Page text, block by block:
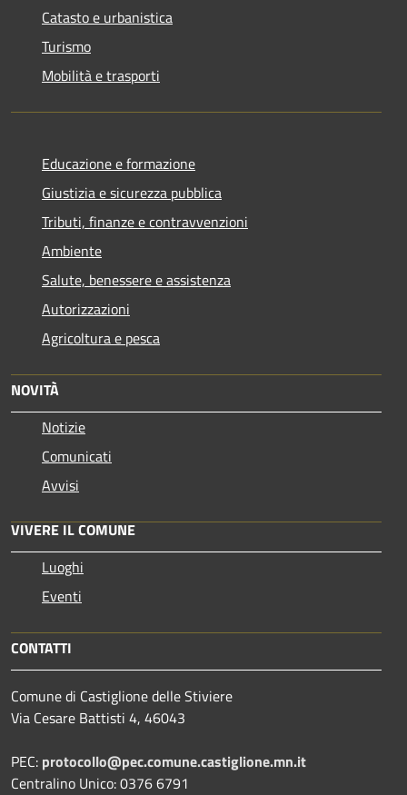
Catasto e urbanistica
Turismo
Mobilità e trasporti
Educazione e formazione
Giustizia e sicurezza pubblica
Tributi, finanze e contravvenzioni
Ambiente
Salute, benessere e assistenza
Autorizzazioni
Agricoltura e pesca
NOVITÀ
Notizie
Comunicati
Avvisi
VIVERE IL COMUNE
Luoghi
Eventi
CONTATTI
Comune di Castiglione delle Stiviere
Via Cesare Battisti 4, 46043
PEC: protocollo@pec.comune.castiglione.mn.it
Centralino Unico: 0376 6791